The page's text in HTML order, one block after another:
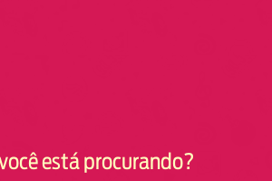
está procurando?